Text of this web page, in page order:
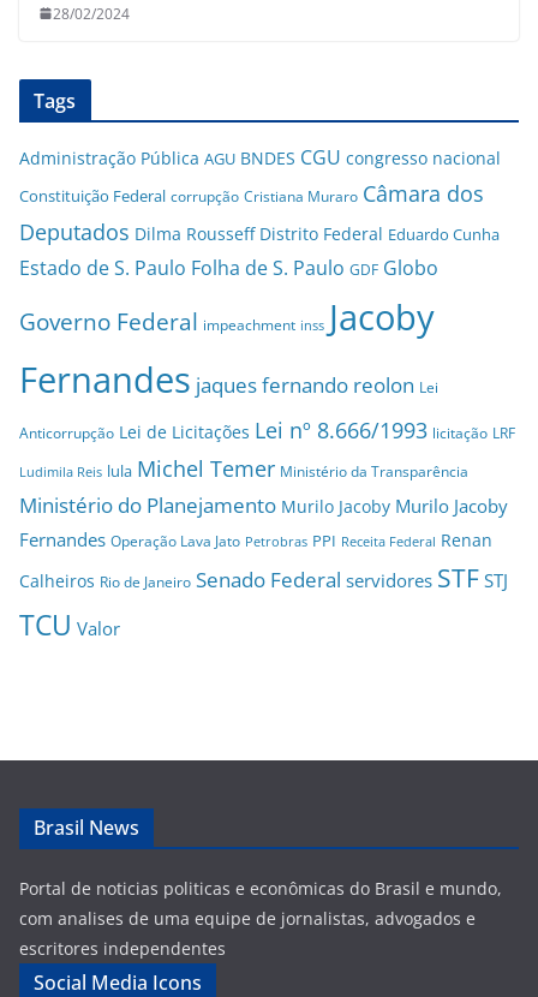
28/02/2024
Tags
Administração Pública AGU BNDES CGU congresso nacional
Constituição Federal corrupção Cristiana Muraro Câmara dos
Deputados Dilma Rousseff Distrito Federal Eduardo Cunha
Estado de S. Paulo Folha de S. Paulo GDF Globo
Governo Federal impeachment inss Jacoby
Fernandes jaques fernando reolon Lei
Anticorrupção Lei de Licitações Lei nº 8.666/1993 licitação LRF
Ludimila Reis lula Michel Temer Ministério da Transparência
Ministério do Planejamento Murilo Jacoby Murilo Jacoby
Fernandes Operação Lava Jato Petrobras PPI Receita Federal Renan
Calheiros Rio de Janeiro Senado Federal servidores STF STJ
TCU Valor
Brasil News
Portal de noticias politicas e econômicas do Brasil e mundo,
com analises de uma equipe de jornalistas, advogados e
escritores independentes
Social Media Icons